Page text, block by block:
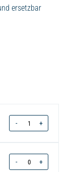
ersetzbar
- +
- +